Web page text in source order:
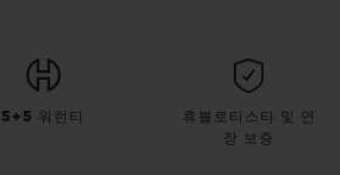
5+5 워런티
휴블로티스타 및 연
장 보증